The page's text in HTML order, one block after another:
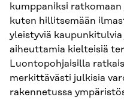
kumppaniksi
kuten hillitsemään
yleistyviä
aiheuttamia kielteisiä
Luontopohjaisilla
merkittävästi julkisia
rakennetussa